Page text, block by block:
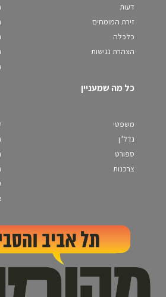
דעות
זירת המומחים
כלכלה
הצהרת נגישות
כל מה שמעניין
משפטי
נדל"ן
ספורט
צרכנות